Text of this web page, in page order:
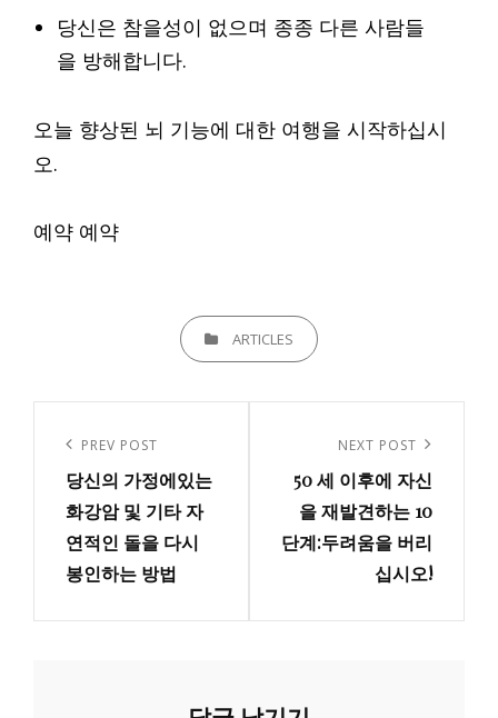
당신은 참을성이 없으며 종종 다른 사람들
을 방해합니다.
오늘 향상된 뇌 기능에 대한 여행을 시작하십시
오.
예약 예약
CATEGORIESARTICLES
Previous
Post
PREV POST
당신의 가정에있는
화강암 및 기타 자
연적인 돌을 다시
봉인하는 방법
Post
NEXT POST
50 세 이후에 자신
을 재발견하는 10
단계:두려움을 버리
십시오!